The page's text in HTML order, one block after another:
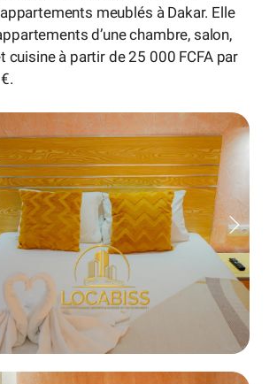
meublés à Dakar. Elle
d’une chambre, salon,
cuisine à partir de 25 000 FCFA par